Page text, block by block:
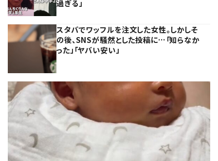
過ぎる」
スタバでワッフルを注文した女性。しかしそ
の後、SNSが騒然とした投稿に…「知らなか
った」「ヤバい安い」